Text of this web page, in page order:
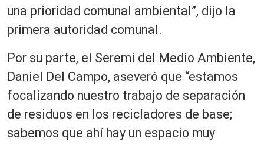
una prioridad comunal ambiental”, dijo la
primera autoridad comunal.
Por su parte, el Seremi del Medio Ambiente,
Daniel Del Campo, aseveró que “estamos
focalizando nuestro trabajo de separación
de residuos en los recicladores de base;
sabemos que ahí hay un espacio muy